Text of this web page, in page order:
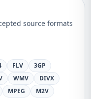
source formats
FLV
3GP
WMV
DIVX
MPEG
M2V